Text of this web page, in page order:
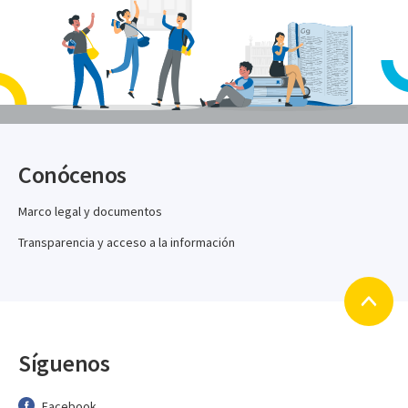
Conócenos
Marco legal y documentos
Transparencia y acceso a la información
Síguenos